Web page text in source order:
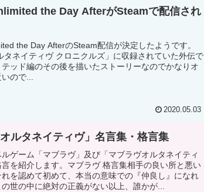
the Day AfterがSteamで配信され
the Day AfterのSteam配信が決定したようです。
タネイティヴ クロニクルズ」に収録されていた外伝で
ッド編のその後を描いたストーリーなのでかなりオ
ので...
2020.05.03
オルタネイティヴ」名言集・格言集
ゲーム「マブラヴ」及び「マブラヴオルタネイティ
を紹介します。マブラヴ 格言集相手の良い所と悪い
を認めて初めて、本当の意味での『仲良し』になれ
世の中に絶対の正義がない以上、誰かが...